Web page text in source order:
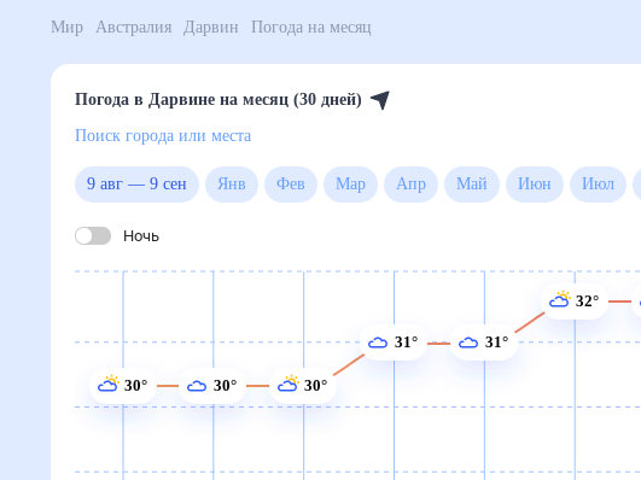
Мир Австралия Дарвин Погода на месяц
Погода в Дарвине на месяц (30 дней)
Поиск города или места
9 авг— 9 сен Янв Фев Мар Апр Май Июн
Ночь
30° 30° 30°
31° 31°
32°